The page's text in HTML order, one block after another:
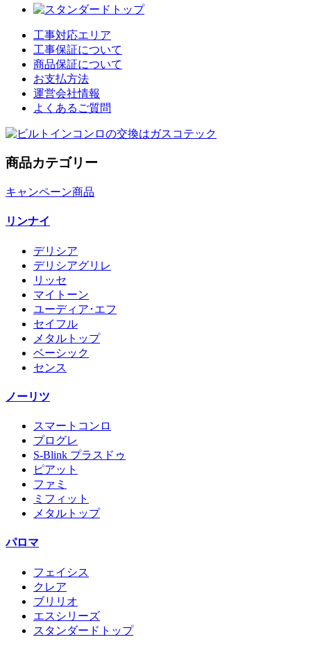
工事対応エリア
工事保証について
商品保証について
お支払方法
運営会社情報
よくあるご質問
商品カテゴリー
キャンペーン商品
リンナイ
デリシア
デリシアグリレ
リッセ
マイトーン
ユーディア･エフ
セイフル
メタルトップ
ベーシック
センス
ノーリツ
スマートコンロ
プログレ
S-Blink プラスドゥ
ピアット
ファミ
ミフィット
メタルトップ
パロマ
フェイシス
クレア
ブリリオ
エスシリーズ
スタンダードトップ